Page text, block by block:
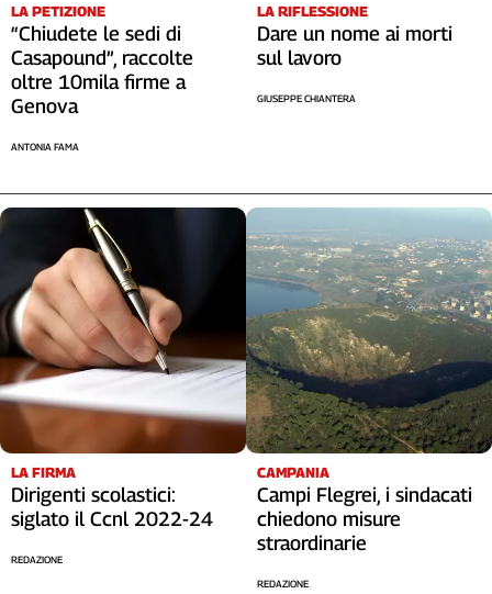
2014
Cerca
redazione
Newsletter
Social
LA PETIZIONE
“Chiudete le sedi di
Casapound”, raccolte
oltre 10mila firme a
Genova
ANTONIA FAMA
LA RIFLESSIONE
Dare un nome ai morti
sul lavoro
GIUSEPPE CHIANTERA
LA FIRMA
Dirigenti scolastici:
siglato il Ccnl 2022-24
REDAZIONE
CAMPANIA
Campi Flegrei, i sindacati
chiedono misure
straordinarie
REDAZIONE